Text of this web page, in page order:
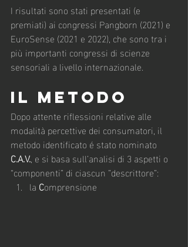
I risultati sono stati presentati (e
premiati) ai congressi Pangborn (2021) e
EuroSense (2021 e 2022), che sono tra i
più importanti congressi di scienze
sensoriali a livello internazionale.
IL METODO
Dopo attente riflessioni relative alle
modalità percettive dei consumatori, il
metodo identificato é stato nominato
C.A.V., e si basa sull’analisi di 3 aspetti o
“componenti” di ciascun ”descrittore”:
la Comprensione